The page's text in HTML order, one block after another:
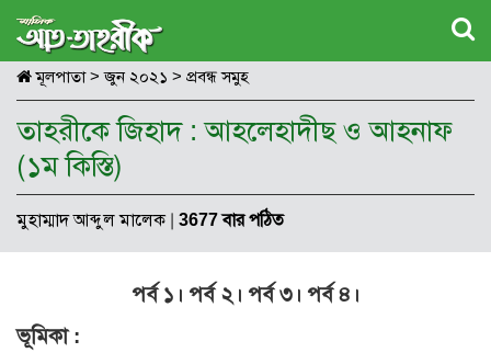
মূলপাতা> জুন ২০২১ > প্রবন্ধ সমুহ
তাহরীকে জিহাদ : আহলেহাদীছ ও আহনাফ
(১ম কিস্তি)
মুহাম্মাদ আব্দুল মালেক| 3677 বার পঠিত
পর্ব ১। পর্ব ২। পর্ব ৩। পর্ব ৪।
ভূমিকা :